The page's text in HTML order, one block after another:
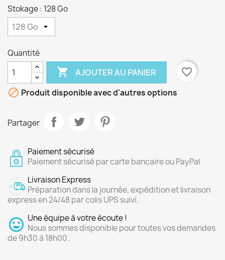
Stokage : 128 Go
Quantité
 AJOUTER AU PANIER
favorite_border
 Produit disponible avec d'autres options
Partager
Paiement sécurisé
Paiement sécurisé par carte bancaire ou PayPal
Livraison Express
Préparation dans la journée, expédition et livraison
express en 24/48 par colis UPS suivi.
Une équipe à votre écoute !
Nous sommes disponible pour toutes vos demandes
de 9h30 à 18h00.